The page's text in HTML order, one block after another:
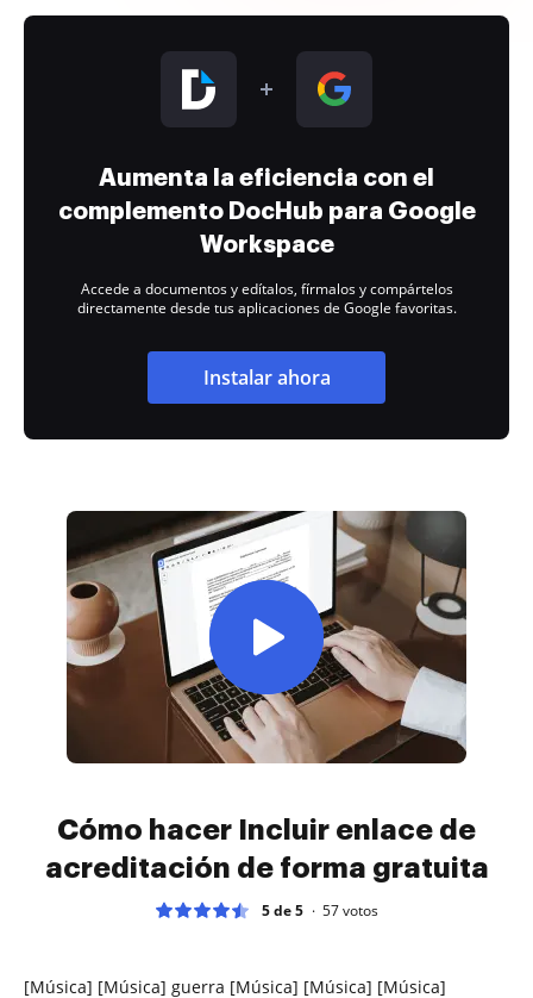
Aumenta la eficiencia con el
complemento DocHub para Google
Workspace
Accede a documentos y edítalos, fírmalos y compártelos
directamente desde tus aplicaciones de Google favoritas.
Instalar ahora
Cómo hacer Incluir enlace de
acreditación de forma gratuita
5 de 5 57votos
[Música] [Música] guerra [Música] [Música] [Música]